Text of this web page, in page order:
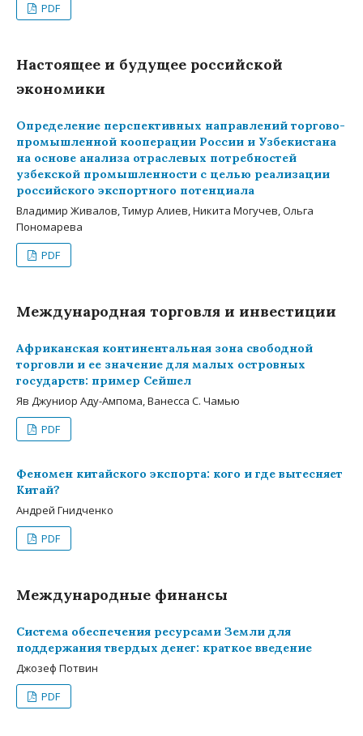
PDF
Настоящее и будущее российской
экономики
Определение перспективных направлений торгово-
промышленной кооперации России и Узбекистана
на основе анализа отраслевых потребностей
узбекской промышленности с целью реализации
российского экспортного потенциала
Владимир Живалов, Тимур Алиев, Никита Могучев, Ольга
Пономарева
PDF
Международная торговля и инвестиции
Африканская континентальная зона свободной
торговли и ее значение для малых островных
государств: пример Сейшел
Яв Джуниор Аду-Ампома, Ванесса С. Чамью
PDF
Феномен китайского экспорта: кого и где вытесняет
Китай?
Андрей Гнидченко
PDF
Международные финансы
Система обеспечения ресурсами Земли для
поддержания твердых денег: краткое введение
Джозеф Потвин
PDF